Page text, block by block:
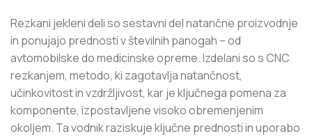
Rezkani jekleni deli so sestavni del natančne proizvodnje
in ponujajo prednosti v številnih panogah – od
avtomobilske do medicinske opreme. Izdelani so s CNC
rezkanjem, metodo, ki zagotavlja natančnost,
učinkovitost in vzdržljivost, kar je ključnega pomena za
komponente, izpostavljene visoko obremenjenim
okoljem. Ta vodnik raziskuje ključne prednosti in uporabo